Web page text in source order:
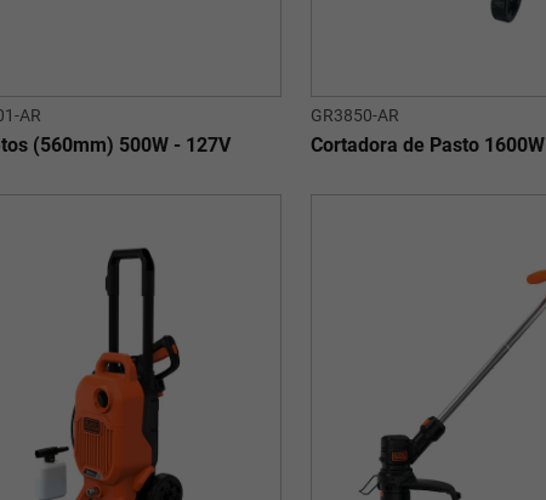
AR
(560mm) 500W - 127V
GR3850-AR
Cortadora de Pasto 1600W